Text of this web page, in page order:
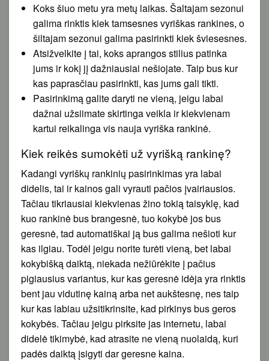
Koks šiuo metu yra metų laikas. Šaltajam sezonui
galima rinktis kiek tamsesnes vyriškas rankines, o
šiltajam sezonui galima pasirinkti kiek šviesesnes.
Atsižvelkite į tai, koks aprangos stilius patinka
jums ir kokį jį dažniausiai nešiojate. Taip bus kur
kas paprasčiau pasirinkti, kas jums gali tikti.
Pasirinkimą galite daryti ne vieną, jeigu labai
dažnai užsiimate skirtinga veikla ir kiekvienam
kartui reikalinga vis nauja vyriška rankinė.
Kiek reikės sumokėti už vyrišką rankinę?
Kadangi vyriškų rankinių pasirinkimas yra labai
didelis, tai ir kainos gali vyrauti pačios įvairiausios.
Tačiau tikriausiai kiekvienas žino tokią taisyklę, kad
kuo rankinė bus brangesnė, tuo kokybė jos bus
geresnė, tad automatiškai ją bus galima nešioti kur
kas ilgiau. Todėl jeigu norite turėti vieną, bet labai
kokybišką daiktą, niekada nežiūrėkite į pačius
pigiausius variantus, kur kas geresnė idėja yra rinktis
bent jau vidutinę kainą arba net aukštesnę, nes taip
kur kas labiau užsitikrinsite, kad pirkinys bus geros
kokybės. Tačiau jeigu pirksite jas internetu, labai
didelė tikimybė, kad atrasite ne vieną nuolaidą, kuri
padės daiktą įsigyti dar geresne kaina.